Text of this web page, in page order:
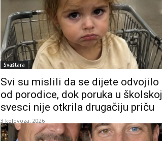
Svaštara
Svi su mislili da se dijete odvojilo
od porodice, dok poruka u školskoj
svesci nije otkrila drugačiju priču
3 kolovoza, 2026